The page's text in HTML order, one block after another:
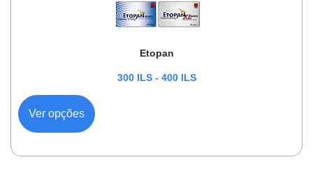
Etopan
300 ILS - 400 ILS
Ver opções